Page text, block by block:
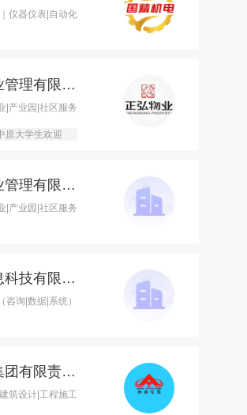
仪器仪表|自动化
河南正弘物业管理有限公司
|产业园|社区服务
原大学生欢迎
河南绿城商业管理有限公司
|产业园|社区服务
河南岩圣信息科技有限公司
询|数据|系统）
河南省安装集团有限责任公司
筑设计|工程施工